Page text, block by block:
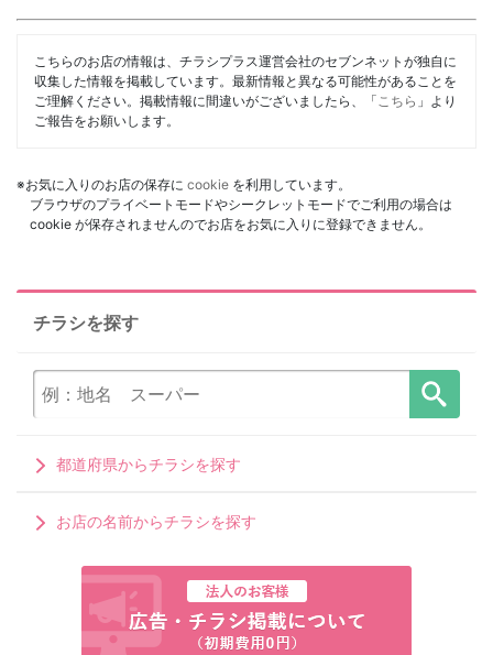
こちらのお店の情報は、チラシプラス運営会社のセブンネットが独自に
収集した情報を掲載しています。最新情報と異なる可能性があることを
ご理解ください。掲載情報に間違いがございましたら、「 こちら 」より
ご報告をお願いします。
※お気に入りのお店の保存に cookie を利用しています。
ブラウザのプライベートモードやシークレットモードでご利用の場合は
cookie が保存されませんのでお店をお気に入りに登録できません。
チラシを探す
都道府県からチラシを探す
お店の名前からチラシを探す